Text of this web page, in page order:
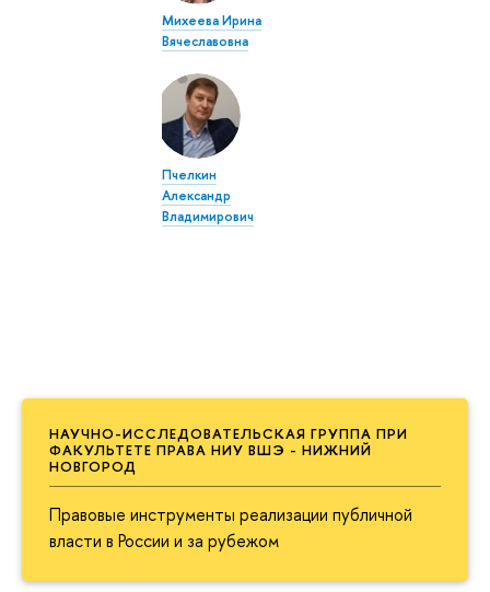
НАУЧНО-ИССЛЕДОВАТЕЛЬСКАЯ ГРУППА ПРИ
ФАКУЛЬТЕТЕ ПРАВА НИУ ВШЭ - НИЖНИЙ
НОВГОРОД
Правовые инструменты реализации публичной
власти в России и за рубежом
Михеева Ирина
Вячеславовна
Пчелкин
Александр
Владимирович